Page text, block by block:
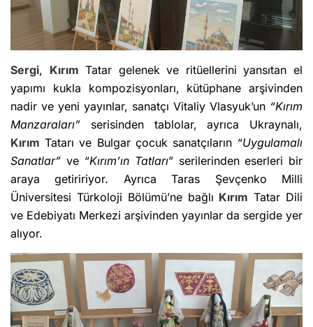
Sergi, Kırım Tatar gelenek ve ritüellerini yansıtan el
yapımı kukla kompozisyonları, kütüphane arşivinden
nadir ve yeni yayınlar, sanatçı Vitaliy Vlasyuk’un “Kırım
Manzaraları” serisinden tablolar, ayrıca Ukraynalı,
Kırım Tatarı ve Bulgar çocuk sanatçıların “Uygulamalı
Sanatlar” ve “Kırım’ın Tatları” serilerinden eserleri bir
araya getiririyor. Ayrıca Taras Şevçenko Milli
Üniversitesi Türkoloji Bölümü’ne bağlı Kırım Tatar Dili
ve Edebiyatı Merkezi arşivinden yayınlar da sergide yer
alıyor.